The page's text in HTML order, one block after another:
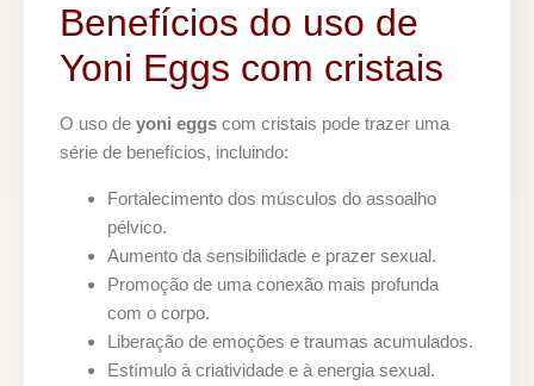
Benefícios do uso de
Yoni Eggs com cristais
O uso de yoni eggs com cristais pode trazer uma
série de benefícios, incluindo:
Fortalecimento dos músculos do assoalho
pélvico.
Aumento da sensibilidade e prazer sexual.
Promoção de uma conexão mais profunda
com o corpo.
Liberação de emoções e traumas acumulados.
Estímulo à criatividade e à energia sexual.